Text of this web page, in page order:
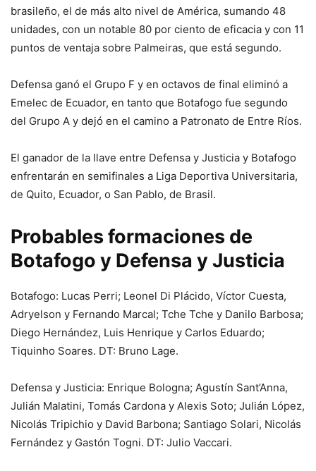
brasileño, el de más alto nivel de América, sumando 48
unidades, con un notable 80 por ciento de eficacia y con 11
puntos de ventaja sobre Palmeiras, que está segundo.
Defensa ganó el Grupo F y en octavos de final eliminó a
Emelec de Ecuador, en tanto que Botafogo fue segundo
del Grupo A y dejó en el camino a Patronato de Entre Ríos.
El ganador de la llave entre Defensa y Justicia y Botafogo
enfrentarán en semifinales a Liga Deportiva Universitaria,
de Quito, Ecuador, o San Pablo, de Brasil.
Probables formaciones de
Botafogo y Defensa y Justicia
Botafogo: Lucas Perri; Leonel Di Plácido, Víctor Cuesta,
Adryelson y Fernando Marcal; Tche Tche y Danilo Barbosa;
Diego Hernández, Luis Henrique y Carlos Eduardo;
Tiquinho Soares. DT: Bruno Lage.
Defensa y Justicia: Enrique Bologna; Agustín Sant’Anna,
Julián Malatini, Tomás Cardona y Alexis Soto; Julián López,
Nicolás Tripichio y David Barbona; Santiago Solari, Nicolás
Fernández y Gastón Togni. DT: Julio Vaccari.